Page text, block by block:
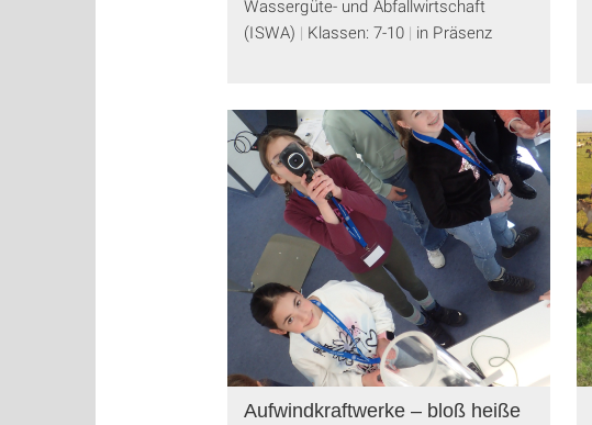
Wassergüte- und Abfallwirtschaft
(ISWA)
Klassen: 7-10 in Präsenz
Aufwindkraftwerke – bloß heiße